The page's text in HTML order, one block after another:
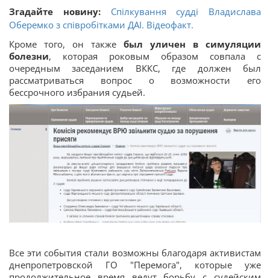
Згадайте новину: Спілкування судді Владислава
Оберемко з співробітками ДАІ. Відеофакт.
Кроме того, он также был уличен в симуляции
болезни, которая роковым образом совпала с
очередным заседанием ВККС, где должен был
рассматриваться вопрос о возможности его
бессрочного избрания судьей.
Все эти события стали возможны благодаря активистам
днепропетровской ГО "Перемога", которые уже